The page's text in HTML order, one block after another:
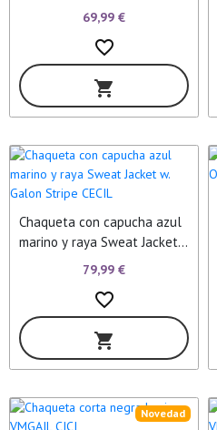
Finecord CECIL69,99 €
favorite_border
shopping_cart
Chaqueta con capucha azul
marino y raya Sweat Jacket
w. Galon Stripe CECIL
79,99 €
favorite_border
shopping_cart
Novedad